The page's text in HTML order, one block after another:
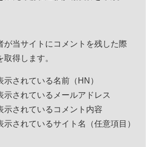
が当サイトにコメントを残した際
得します。
されている名前（HN）
示されているメールアドレス
示されているコメント内容
示されているサイト名（任意項目）